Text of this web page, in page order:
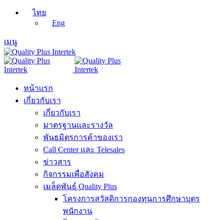
ไทย
Eng
เมนู
หน้าแรก
เกี่ยวกับเรา
เกี่ยวกับเรา
มาตรฐานและรางวัล
พันธมิตรการค้าของเรา
Call Center และ Telesales
ข่าวสาร
กิจกรรมเพื่อสังคม
เมล็ดพันธุ์ Quality Plus
โครงการสวัสดิการกองทุนการศึกษาบุตร
พนักงาน